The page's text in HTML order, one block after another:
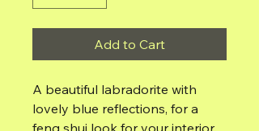
Add to Cart
A beautiful labradorite with
lovely blue reflections, for a
feng shui look for your interior.